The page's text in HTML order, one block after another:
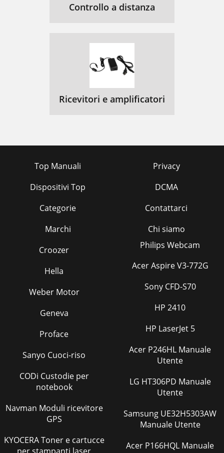
Controllo a distanza
Ricevitori e amplificatori
Top Manuali
Dispositivi Top
Categorie
Marchi
Privacy
DCMA
Contattarci
Chi siamo
Croozer
Hella
Weber Motor
Geneva
Proface
Sanyo Cuoci-riso
CODi Custodie per
notebook
Navman Moduli ricevitore
GPS
KYOCERA Toner e cartucce
Philips Webcam
Acer Aspire V3-772G
Sony CFD-S70
HP 2410
HP LaserJet 5
Acer P246HL Manuale
Utente
LG HT306PD Manuale
Utente
Samsung UE32H5303AW
Manuale Utente
Acer P166HQL Manuale